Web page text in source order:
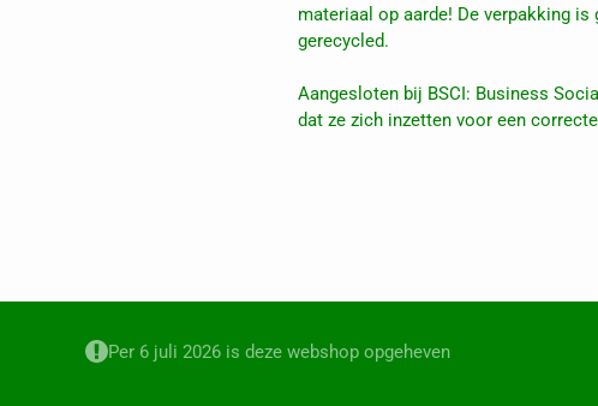
materiaal op aarde! De verpakking
gerecycled.
Aangesloten bij BSCI: Business
dat ze zich inzetten voor een
Per 6 juli 2026 is deze webshop opgeheven